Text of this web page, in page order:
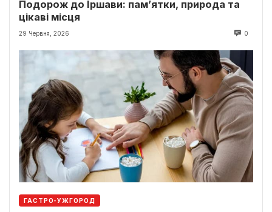
Подорож до Іршави: пам’ятки, природа та
цікаві місця
29 Червня, 2026 0
ГАСТРО-УЖГОРОД